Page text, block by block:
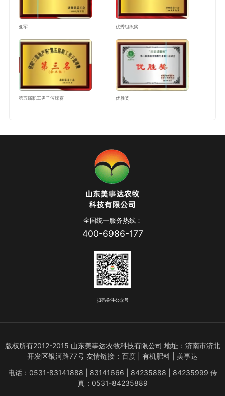
亚军 优秀组织奖
第五届职工男子篮球赛 优胜奖
全国统一服务热线：
400-6986-177
扫码关注公众号
版权所有2012-2015 山东美事达农牧科技有限公司 地址：济南市济北
开发区银河路77号 友情链接： 百度 | 有机肥料 | 美事达
电话：0531-83141888 | 83141666 | 84235888 | 84235999 传
真：0531-84235889